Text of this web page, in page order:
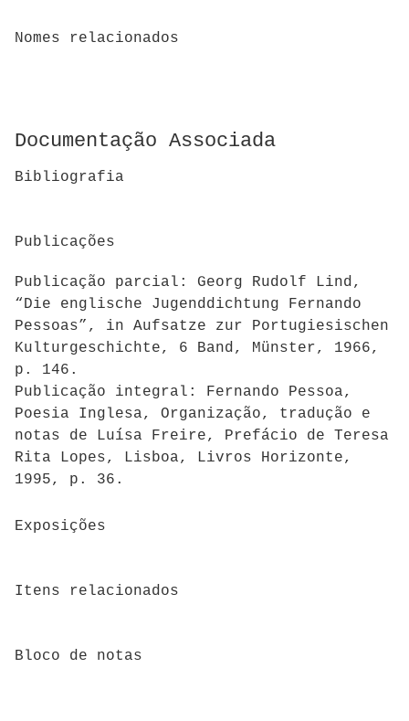
Nomes relacionados
Documentação Associada
Bibliografia
Publicações
Publicação parcial: Georg Rudolf Lind,
“Die englische Jugenddichtung Fernando
Pessoas”, in Aufsatze zur Portugiesischen
Kulturgeschichte, 6 Band, Münster, 1966,
p. 146.
Publicação integral: Fernando Pessoa,
Poesia Inglesa, Organização, tradução e
notas de Luísa Freire, Prefácio de Teresa
Rita Lopes, Lisboa, Livros Horizonte,
1995, p. 36.
Exposições
Itens relacionados
Bloco de notas